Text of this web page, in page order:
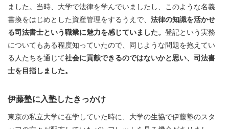
ました。当時、大学で法律を学んでいましたし、このような名義
書換をはじめとした資産管理をするうえで、 法律の知識を活かせ
る司法書士という職業に魅力を感じていました。 登記という実務
についてもある程度知っていたので、同じような問題を抱えてい
る人たちを通じて社会に貢献できるのではないかと思い、司法書
士を目指しました。
伊藤塾に入塾したきっかけ
東京の私立大学に在学していた時に、大学の生協で伊藤塾のスタ